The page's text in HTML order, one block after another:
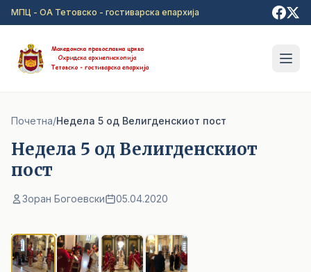
Прејди на главна содржина
МПЦ - ОА Тетовско - гостиварска епархија
Почетна/Недела 5 од Велигденскиот пост
Недела 5 од Велигденскиот
пост
Зоран Богоевски 05.04.2020